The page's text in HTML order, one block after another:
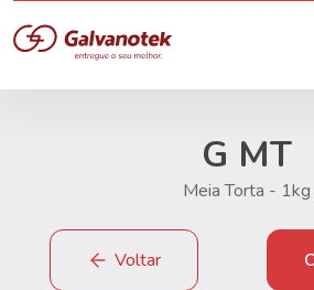
Voltar
G MT
Meia Torta - 1kg